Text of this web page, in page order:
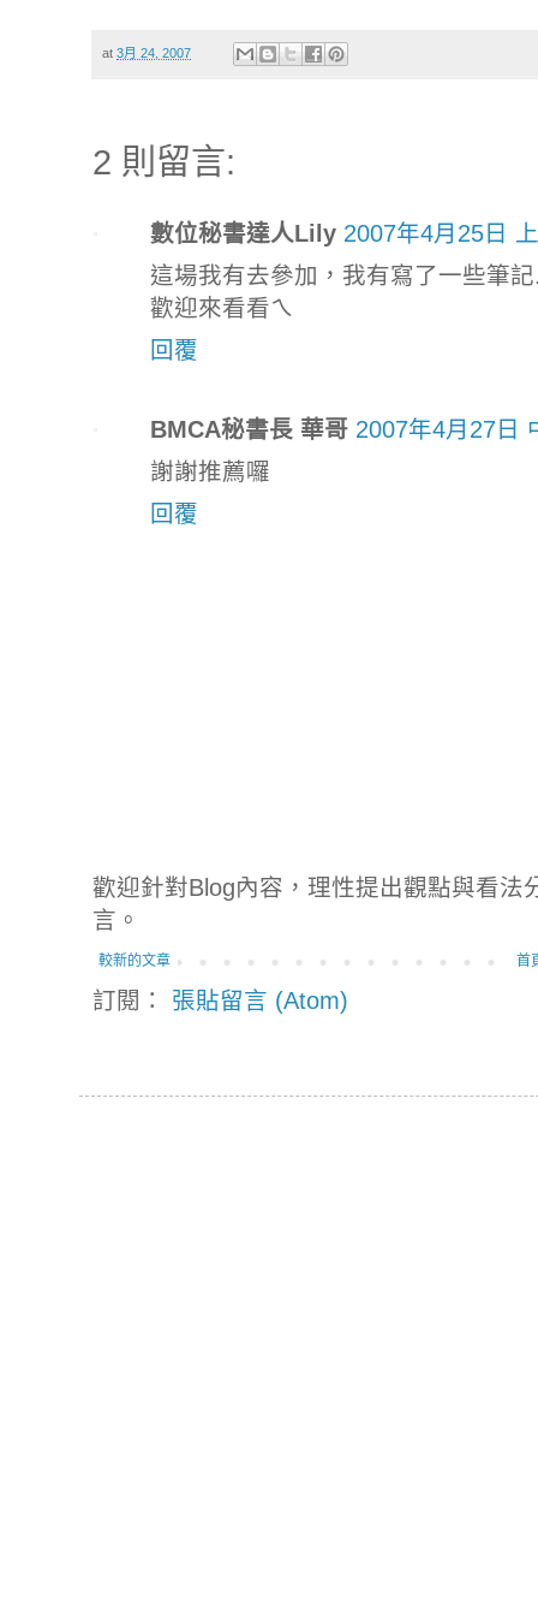
at3月 24, 2007
2 則留言:
數位秘書達人Lily 2007年4月25日
這場我有去參加，我有寫了一些筆
歡迎來看看ㄟ
回覆
BMCA秘書長 華哥 2007年4月27日
謝謝推薦囉
回覆
歡迎針對Blog內容，理性提出觀點與看
言。
較新的文章 首
訂閱： 張貼留言 (Atom)